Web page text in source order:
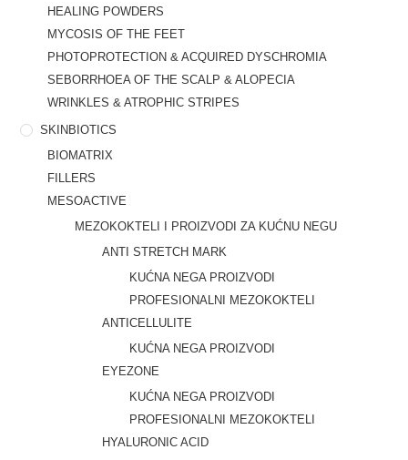
HEALING POWDERS
MYCOSIS OF THE FEET
PHOTOPROTECTION & ACQUIRED DYSCHROMIA
SEBORRHOEA OF THE SCALP & ALOPECIA
WRINKLES & ATROPHIC STRIPES
SKINBIOTICS
BIOMATRIX
FILLERS
MESOACTIVE
MEZOKOKTELI I PROIZVODI ZA KUĆNU NEGU
ANTI STRETCH MARK
KUĆNA NEGA PROIZVODI
PROFESIONALNI MEZOKOKTELI
ANTICELLULITE
KUĆNA NEGA PROIZVODI
EYEZONE
KUĆNA NEGA PROIZVODI
PROFESIONALNI MEZOKOKTELI
HYALURONIC ACID